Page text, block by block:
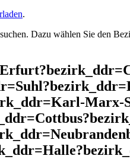
.
Dazu wählen Sie den
Marx-